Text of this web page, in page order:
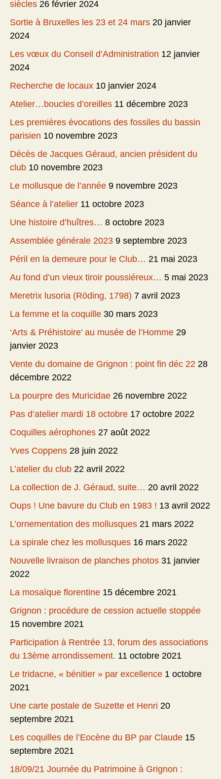
siècles 26 février 2024
Sortie à Bruxelles les 23 et 24 mars 20 janvier
2024
Les vœux du Conseil d’Administration 12 janvier
2024
Recherche de locaux 10 janvier 2024
Atelier…boucles d’oreilles 11 décembre 2023
Les premières évocations des fossiles du bassin
parisien 10 novembre 2023
Décès de Jacques Géraud, ancien président du
club 10 novembre 2023
Le mollusque de l’année 9 novembre 2023
Séance à l’atelier 11 octobre 2023
Une histoire d’huîtres… 8 octobre 2023
Assemblée générale 2023 9 septembre 2023
Péril en la demeure pour le Club… 21 mai 2023
Au fond d’un vieux tiroir poussiéreux… 5 mai 2023
Meretrix lusoria (Röding, 1798) 7 avril 2023
La femme et la coquille 30 mars 2023
‘Arts & Préhistoire’ au musée de l’Homme 29
janvier 2023
Vente du domaine de Grignon : point fin déc 22 28
décembre 2022
La pourpre des Muricidae 26 novembre 2022
Pas d’atelier mardi 18 octobre 17 octobre 2022
Coquilles aérophones 27 août 2022
Yves Coppens 28 juin 2022
L’atelier du club 22 avril 2022
La collection de J. Géraud, suite… 20 avril 2022
Oups ! Une bavure du Club en 1983 ! 13 avril 2022
L’ornementation des mollusques 21 mars 2022
La spirale chez les mollusques 16 mars 2022
Nouvelle livraison de planches photos 31 janvier
2022
La mosaïque florentine 15 décembre 2021
Grignon : procédure de cession actuelle stoppée
15 novembre 2021
Participation à Rentrée 13, forum des associations
du 13ème arrondissement. 11 octobre 2021
Le tridacne, « bénitier » par excellence 1 octobre
2021
Une carte postale de Suzette et Henri 20
septembre 2021
Les coquilles de l’Eocène du BP par Claude 15
septembre 2021
18/09/21 Journée du Patrimoine à Grignon :